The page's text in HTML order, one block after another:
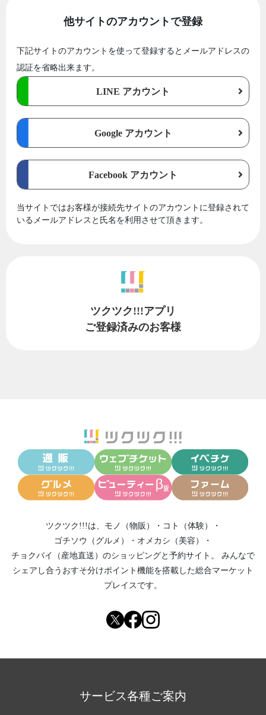
他サイトのアカウントで登録
下記サイトのアカウントを使って登録するとメールアドレスの
認証を省略出来ます。
LINE アカウント
Google アカウント
Facebook アカウント
当サイトではお客様が接続先サイトのアカウントに登録されて
いるメールアドレスと氏名を利用させて頂きます。
ツクツク!!!アプリ
ご登録済みのお客様
ツクツク!!!は、 モノ（物販） ・ コト（体験）
・
ゴチソウ（グルメ）
・ オメカシ（美容）
・
チョクバイ（産地直送） のショッピングと予約サイト。
みんなで
シェアし合う おすそ分けポイント機能を搭載した総合マーケット
プレイスです。
サービス各種ご案内